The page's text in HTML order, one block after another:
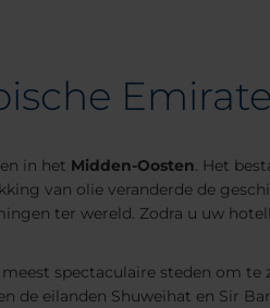
in het Midden-Oosten. Het
van olie veranderde de
ter wereld. Zodra u uw
spectaculaire steden om
de eilanden Shuweihat en Sir